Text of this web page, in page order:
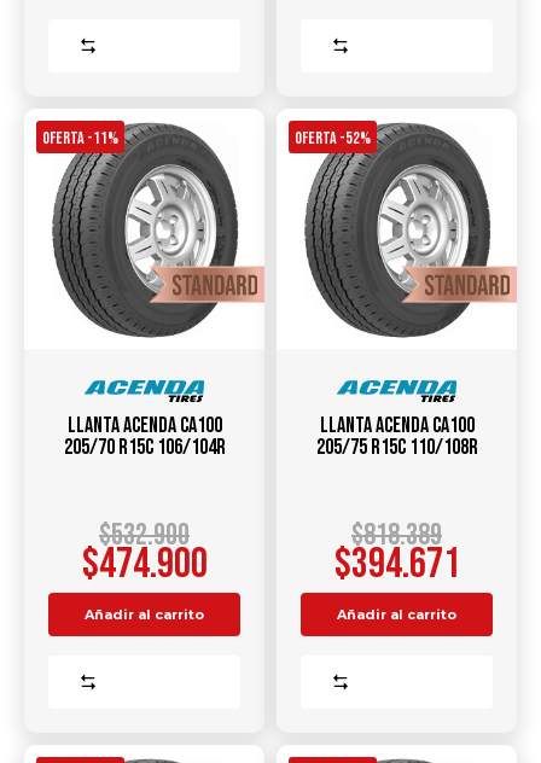
OFERTA -11%
Llanta ACENDA CA100
205/70 R15C 106/104R
$532.900
$474.900
Añadir al carrito
OFERTA -52%
Llanta ACENDA CA100
205/75 R15C 110/108R
$818.389
$394.671
Añadir al carrito